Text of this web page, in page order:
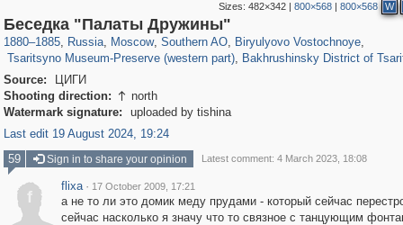
Sizes: 482×342| 800×568| 800×568 W
Беседка "Палаты Дружины"
1880–1885, Russia
1,406,840 29,243
, Moscow
319,864 8,286
, Southern AO
21,648 390
, Biryulyovo Vostochnoye,
Tsaritsyno Museum-Preserve (western part)
76 3
, Bakhrushinsky District of
46
Source:
ЦИГИ
Shooting direction:  north
Watermark signature:
uploaded by tishina
Last edit 19 August 2024, 19:24
59
Sign in to share your opinion Latest comment: 4 March 2023, 18:08
f
flixa · 17 October 2009, 17:21
а не то ли это домик меду прудами - который сейчас
сейчас насколько я значу что то связное с танцующим